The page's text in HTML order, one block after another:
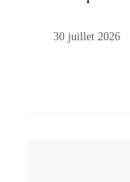
30 juillet 2026